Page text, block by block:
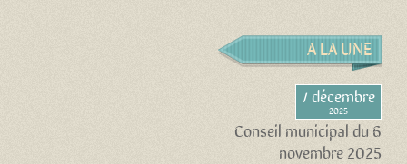
A LA UNE
7 décembre
2025
Conseil municipal du 6
novembre 2025